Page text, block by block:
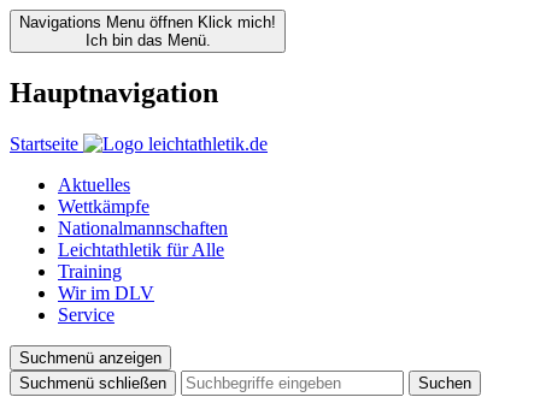
Navigations Menu öffnen Klick mich!
Ich bin das Menü.
Hauptnavigation
Startseite
Aktuelles
Wettkämpfe
Nationalmannschaften
Leichtathletik für Alle
Training
Wir im DLV
Service
Suchmenü anzeigen
Suchmenü schließen
Suchen